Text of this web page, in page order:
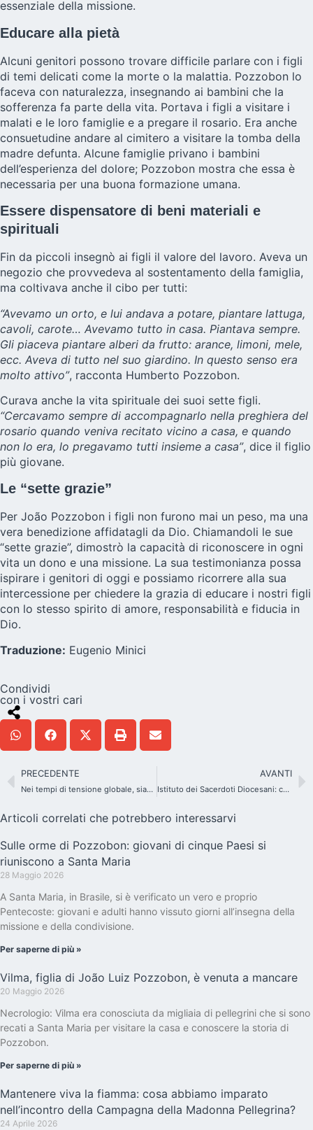
essenziale della missione.
Educare alla pietà
Alcuni genitori possono trovare difficile parlare con i figli
di temi delicati come la morte o la malattia. Pozzobon lo
faceva con naturalezza, insegnando ai bambini che la
sofferenza fa parte della vita. Portava i figli a visitare i
malati e le loro famiglie e a pregare il rosario. Era anche
consuetudine andare al cimitero a visitare la tomba della
madre defunta. Alcune famiglie privano i bambini
dell’esperienza del dolore; Pozzobon mostra che essa è
necessaria per una buona formazione umana.
Essere dispensatore di beni materiali e
spirituali
Fin da piccoli insegnò ai figli il valore del lavoro. Aveva un
negozio che provvedeva al sostentamento della famiglia,
ma coltivava anche il cibo per tutti:
“Avevamo un orto, e lui andava a potare, piantare lattuga,
cavoli, carote… Avevamo tutto in casa. Piantava sempre.
Gli piaceva piantare alberi da frutto: arance, limoni, mele,
ecc. Aveva di tutto nel suo giardino. In questo senso era
molto attivo”, racconta Humberto Pozzobon.
Curava anche la vita spirituale dei suoi sette figli.
“Cercavamo sempre di accompagnarlo nella preghiera del
rosario quando veniva recitato vicino a casa, e quando
non lo era, lo pregavamo tutti insieme a casa”, dice il figlio
più giovane.
Le “sette grazie”
Per João Pozzobon i figli non furono mai un peso, ma una
vera benedizione affidatagli da Dio. Chiamandoli le sue
“sette grazie”, dimostrò la capacità di riconoscere in ogni
vita un dono e una missione. La sua testimonianza possa
ispirare i genitori di oggi e possiamo ricorrere alla sua
intercessione per chiedere la grazia di educare i nostri figli
con lo stesso spirito di amore, responsabilità e fiducia in
Dio.
Traduzione: Eugenio Minici
Condividi
con i vostri cari
PRECEDENTE
Nei tempi di tensione globale, siamo chiamati a fare la differenza
AVANTI
Istituto dei Sacerdoti Diocesani: consacrazione perpetua e incontro con il Papa
Articoli correlati che potrebbero interessarvi
Sulle orme di Pozzobon: giovani di cinque Paesi si
riuniscono a Santa Maria
28 Maggio 2026
A Santa Maria, in Brasile, si è verificato un vero e proprio
Pentecoste: giovani e adulti hanno vissuto giorni all’insegna della
missione e della condivisione.
Per saperne di più »
Vilma, figlia di João Luiz Pozzobon, è venuta a mancare
20 Maggio 2026
Necrologio: Vilma era conosciuta da migliaia di pellegrini che si sono
recati a Santa Maria per visitare la casa e conoscere la storia di
Pozzobon.
Per saperne di più »
Mantenere viva la fiamma: cosa abbiamo imparato
nell’incontro della Campagna della Madonna Pellegrina?
24 Aprile 2026